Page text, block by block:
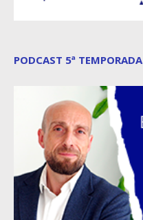
PODCAST 5ª TEMPORADA